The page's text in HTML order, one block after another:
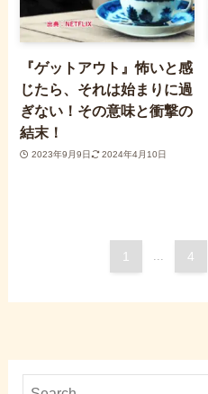
『ゲットアウト』怖いと感
じたら、それは始まりに過
ぎない！その意味と衝撃の
結末！
2023年9月9日 2024年4月10日
1 ... 4